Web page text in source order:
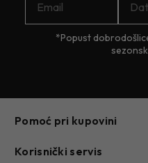
*Popust
Pomoć pri kupovini
Korisnički servis